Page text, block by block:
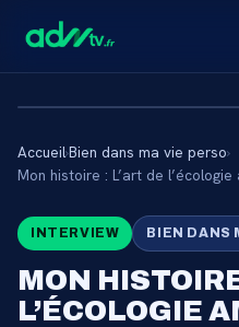
CONTENU
Connectez-vous
Accueil›Bien dans ma vie perso›
INTERVIEW BIEN DANS
MON
L’ÉCOLOGIE